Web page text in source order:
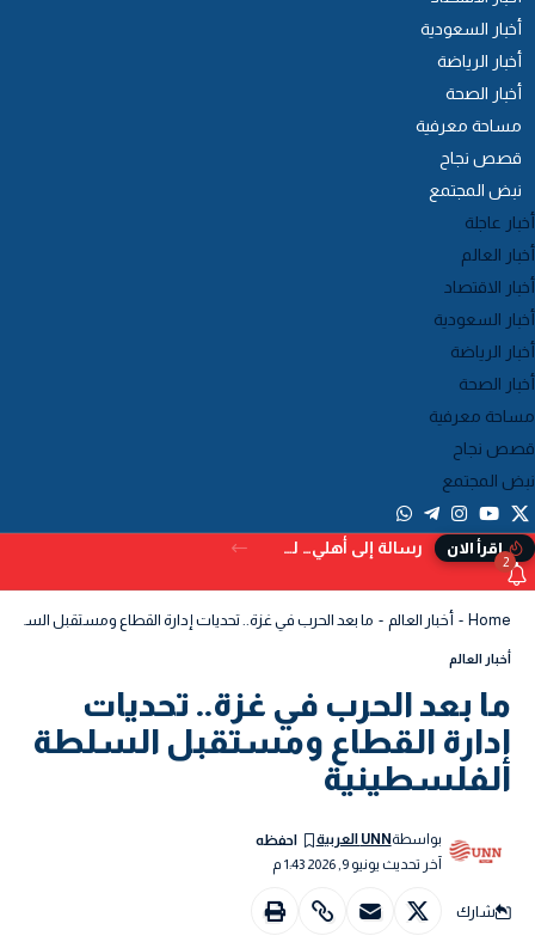
أخبار السعودية
أخبار الرياضة
أخبار الصحة
مساحة معرفية
قصص نجاح
نبض المجتمع
عاجلة
العالم
الاقتصاد
السعودية
الرياضة
الصحة
معرفية
نجاح
المجتمع
إقرأ الان رسالة إلى أهلي… لم تُكتب في الدنيا
2
Home أخبار العالم ما بعد الحرب في غزة.. تحديات إدارة القطاع ومستقبل السلطة
أخبار العالم
ما بعد الحرب في غزة.. تحديات
إدارة القطاع ومستقبل السلطة
الفلسطينية
آخر تحديث يونيو 9, 2026 1:43 م
بواسطةUNN العربية
شارك